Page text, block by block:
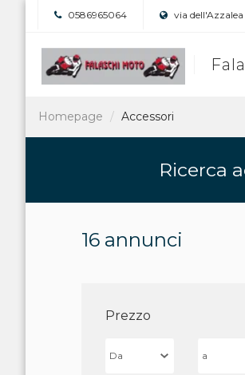
0586965064 via
Homepage Accessori
Ricerca
16 annunci
Prezzo